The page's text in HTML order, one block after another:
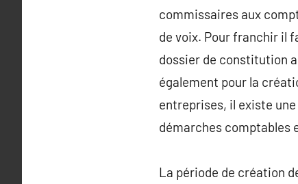
commissaires aux
de voix. Pour franchir il
dossier de constitution
également pour la
entreprises, il existe
démarches comptables
La période de création